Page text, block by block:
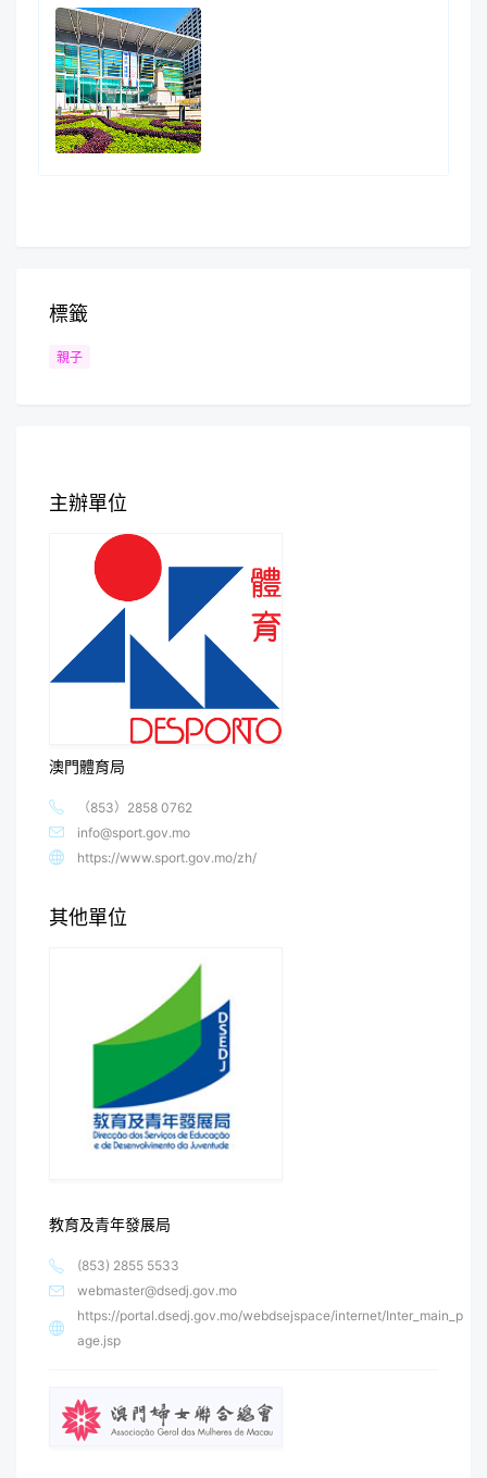
標籤
親子
主辦單位
澳門體育局
（853）2858 0762
info@sport.gov.mo
https://www.sport.gov.mo/zh/
其他單位
教育及青年發展局
(853) 2855 5533
webmaster@dsedj.gov.mo
https://portal.dsedj.gov.mo/webdsejspace/internet/Inter_main_p
age.jsp